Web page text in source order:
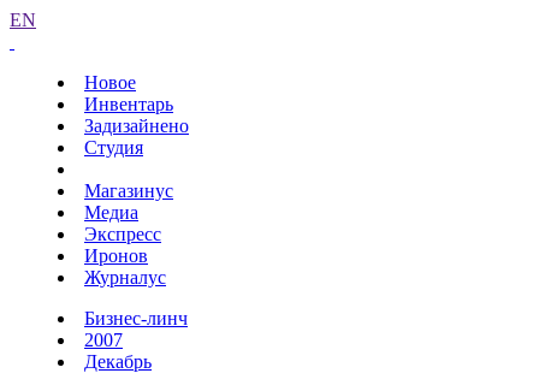
EN
Новое
Инвентарь
Задизайнено
Студия
Магазинус
Медиа
Экспресс
Иронов
Журналус
Бизнес-линч
2007
Декабрь